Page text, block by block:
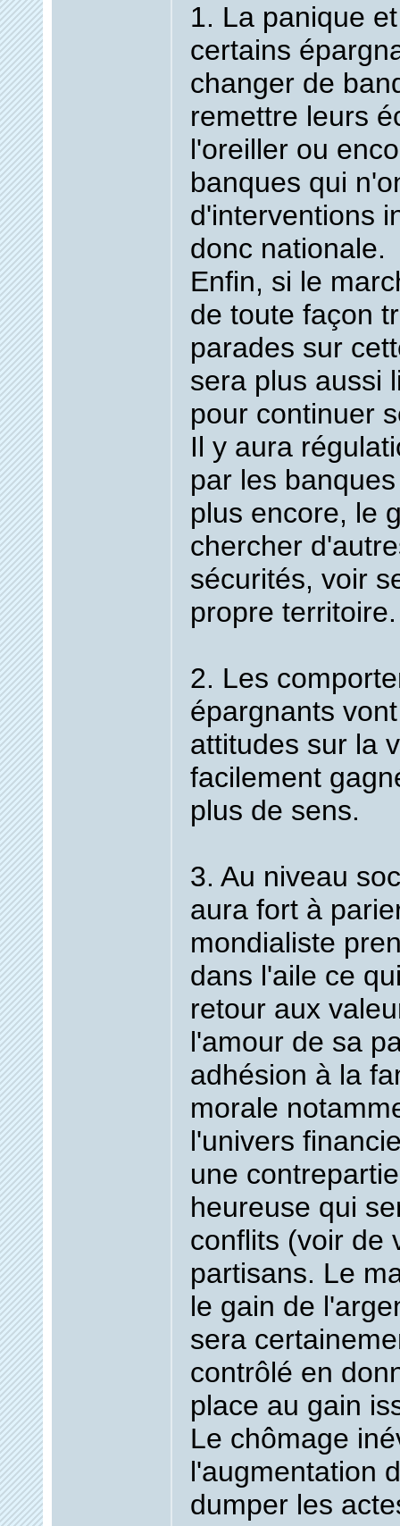
1. La panique
certains
changer de
remettre leurs
l'oreiller ou
banques qui
d'interventions
donc nationale.
Enfin, si le
de toute façon
parades sur
sera plus aussi
pour continuer
Il y aura
par les
plus encore, le
chercher
sécurités, voir
propre territoire.
2. Les
épargnants
attitudes sur la
facilement
plus de sens.
3. Au niveau
aura fort à
mondialiste
dans l'aile ce
retour aux
l'amour de sa
adhésion à la
morale
l'univers
une
heureuse qui
conflits (voir de
partisans. Le
le gain de
sera
contrôlé en
place au gain
Le chômage
l'augmentation
dumper les